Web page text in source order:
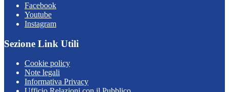
Facebook
Youtube
Instagram
Sezione Link Utili
Cookie policy
Note legali
Informativa Privacy